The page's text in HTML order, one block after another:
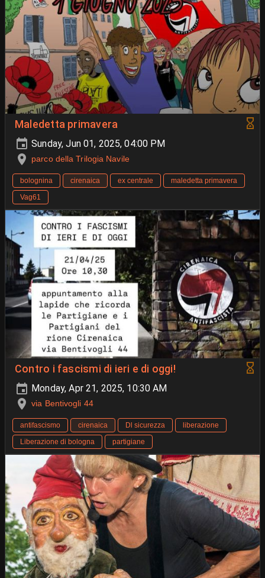
Maledetta primavera
Sunday, Jun 01, 2025, 04:00 PM
parco della Trilogia Navile
bolognina cirenaica ex centrale
maledetta primavera
Vag61
Contro i fascismi di ieri e di oggi!
Monday, Apr 21, 2025, 10:30 AM
via Bentivogli 44
antifascismo cirenaica Dl sicurezza
liberazione
Liberazione di bologna
partigiane